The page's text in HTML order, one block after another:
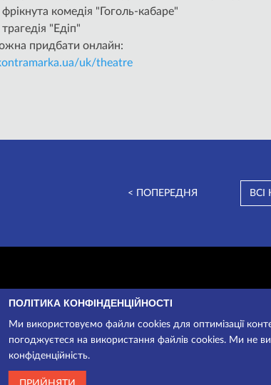
фрікнута комедія "Гоголь-кабаре"
"Едіп"
придбати онлайн:
uk/theatre
< ПОПЕРЕДНЯ
ПОЛІТИКА КОНФІНДЕНЦІЙНОСТІ
Ми використовуємо файли cookies для оптимізації
погоджуєтеся на використання файлів cookies. Ми не
конфіденційність.